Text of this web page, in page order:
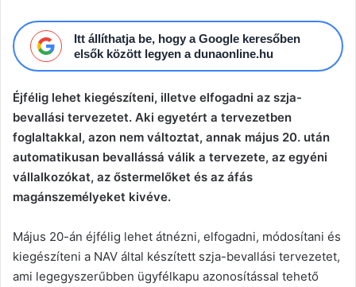
Itt állíthatja be, hogy a Google keresőben
elsők között legyen a dunaonline.hu
Éjfélig lehet kiegészíteni, illetve elfogadni az szja-
bevallási tervezetet. Aki egyetért a tervezetben
foglaltakkal, azon nem változtat, annak május 20. után
automatikusan bevallássá válik a tervezete, az egyéni
vállalkozókat, az őstermelőket és az áfás
magánszemélyeket kivéve.
Május 20-án éjfélig lehet átnézni, elfogadni, módosítani és
kiegészíteni a NAV által készített szja-bevallási tervezetet,
ami legegyszerűbben ügyfélkapu azonosítással tehető